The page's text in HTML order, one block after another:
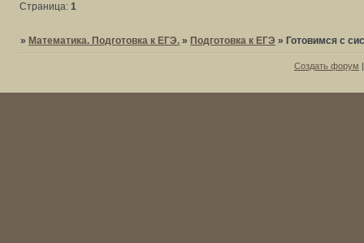
Страница:1
» Математика. Подготовка к ЕГЭ. » Подготовка к ЕГЭ » Готовимся с
Создать форум